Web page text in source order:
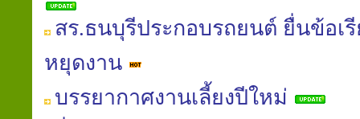
สร.ธนบุรีประกอบรถยนต์ ยื่นข้อเ
หยุดงาน
บรรยากาศงานเลี้ยงปีใหม่